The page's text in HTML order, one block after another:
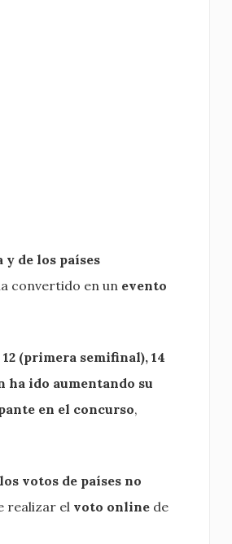
y de los países
convertido en un evento
12 (primera semifinal), 14
ido aumentando su
en el concurso,
votos de países no
realizar el voto online de